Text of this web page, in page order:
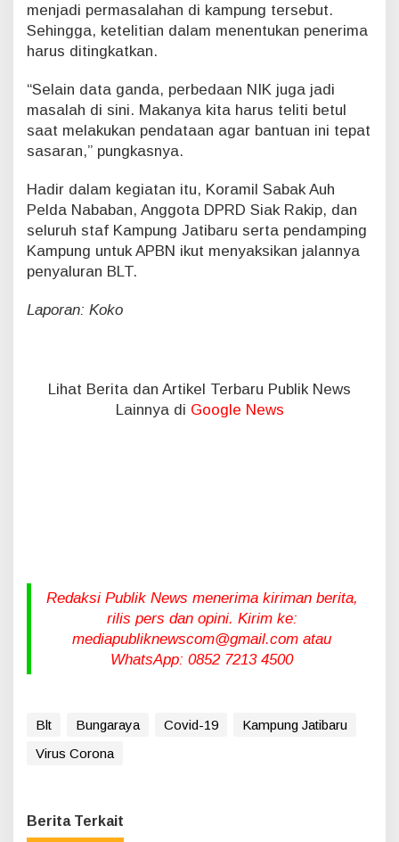
menjadi permasalahan di kampung tersebut.
Sehingga, ketelitian dalam menentukan penerima
harus ditingkatkan.
“Selain data ganda, perbedaan NIK juga jadi
masalah di sini. Makanya kita harus teliti betul
saat melakukan pendataan agar bantuan ini tepat
sasaran,” pungkasnya.
Hadir dalam kegiatan itu, Koramil Sabak Auh
Pelda Nababan, Anggota DPRD Siak Rakip, dan
seluruh staf Kampung Jatibaru serta pendamping
Kampung untuk APBN ikut menyaksikan jalannya
penyaluran BLT.
Laporan: Koko
Lihat Berita dan Artikel Terbaru Publik News
Lainnya di Google News
Redaksi Publik News menerima kiriman berita,
rilis pers dan opini. Kirim ke:
mediapubliknewscom@gmail.com atau
WhatsApp: 0852 7213 4500
Blt Bungaraya Covid-19
Kampung Jatibaru
Virus Corona
Berita Terkait